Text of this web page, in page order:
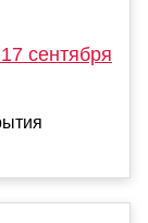
сентября